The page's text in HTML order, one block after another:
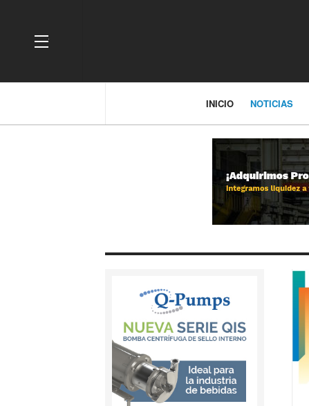
OFF CANVAS
INICIO NOTICIAS